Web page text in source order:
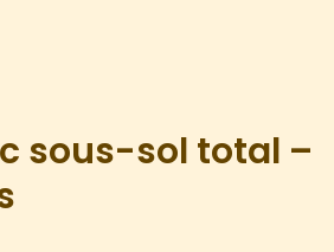
sous-sol total –